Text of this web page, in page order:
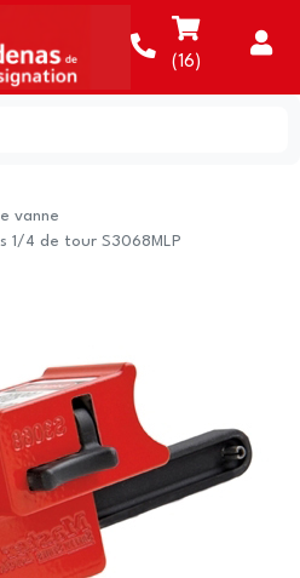
(16 )
vanne
1/4 de tour S3068MLP